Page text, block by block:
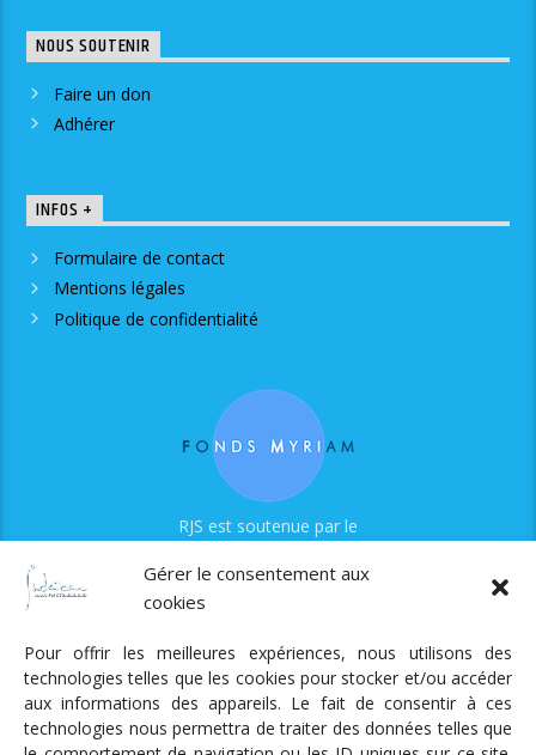
Gérer le consentement aux
cookies
Pour offrir les meilleures expériences, nous utilisons des
technologies telles que les cookies pour stocker et/ou accéder
aux informations des appareils. Le fait de consentir à ces
technologies nous permettra de traiter des données telles que
NOUS SOUTENIR
Faire un don
Adhérer
INFOS +
Formulaire de contact
Mentions légales
Politique de confidentialité
RJS est soutenue par le